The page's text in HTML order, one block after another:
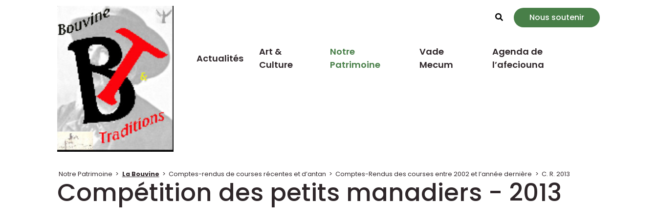
Rechercher
Nous soutenir
Actualités
Art &
Culture
Notre
Patrimoine
Vade
Mecum
Agenda de
l’afeciouna
Notre Patrimoine > La Bouvine > Comptes-rendus de courses récentes et d’antan > Comptes-Rendus des courses entre 2002 et l’année dernière > C. R. 2013
Compétition des petits manadiers - 2013